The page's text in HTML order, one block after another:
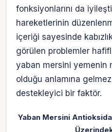
fonksiyonlarını da
hareketlerinin
içeriği sayesinde
görülen problemler
yaban mersini yemenin
olduğu anlamına
destekleyici bir faktör.
Yaban Mersini